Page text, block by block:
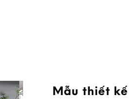
Mẫu thiết kế